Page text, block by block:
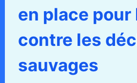
en place
contre les
sauvages